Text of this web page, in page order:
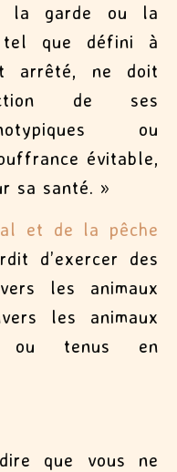
la garde ou la
tel que défini à
arrêté, ne doit
de ses
ou
évitable,
sa santé. »
et de la pêche
d’exercer des
les animaux
les animaux
ou tenus en
que vous ne